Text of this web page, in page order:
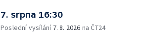
7. srpna 16:30
Poslední vysílání 7. 8. 2026 na ČT24